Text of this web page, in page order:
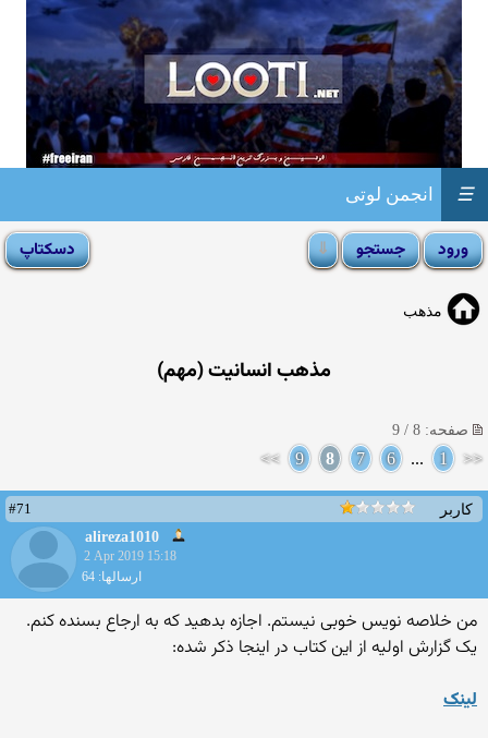
انجمن لوتی ☰
مذهب
مذهب انسانیت (مهم)
صفحه: 8 / 9
<<
1
...
6
7
8
9
>>
کاربر
#71
alireza1010
2 Apr 2019 15:18
ارسالها: 64
من خلاصه نویس خوبی نیستم. اجازه بدهید که به ارجاع بسنده کنم.
یک گزارش اولیه از این کتاب در اینجا ذکر شده:
لینک